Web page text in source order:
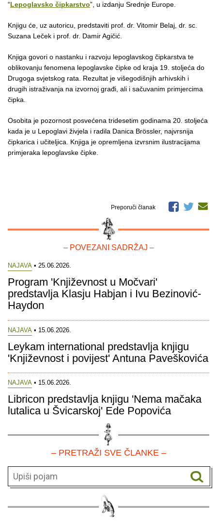
“Lepoglavsko čipkarstvo”, u izdanju Srednje Europe.
Knjigu će, uz autoricu, predstaviti prof. dr. Vitomir Belaj, dr. sc.
Suzana Leček i prof. dr. Damir Agičić.
Knjiga govori o nastanku i razvoju lepoglavskog čipkarstva te
oblikovanju fenomena lepoglavske čipke od kraja 19. stoljeća do
Drugoga svjetskog rata. Rezultat je višegodišnjih arhivskih i
drugih istraživanja na izvornoj građi, ali i sačuvanim primjercima
čipka.
Osobita je pozornost posvećena tridesetim godinama 20. stoljeća
kada je u Lepoglavi živjela i radila Danica Brössler, najvrsnija
čipkarica i učiteljica. Knjiga je opremljena izvrsnim ilustracijama
primjeraka lepoglavske čipke.
Preporuči članak
– POVEZANI SADRŽAJ –
NAJAVA • 25.06.2026.
Program 'Književnost u Močvari'
predstavlja Klasju Habjan i Ivu Bezinović-
Haydon
NAJAVA • 15.06.2026.
Leykam international predstavlja knjigu
'Književnost i povijest' Antuna Paveškovića
NAJAVA • 15.06.2026.
Libricon predstavlja knjigu 'Nema mačaka
lutalica u Švicarskoj' Ede Popovića
– PRETRAŽI SVE ČLANKE –